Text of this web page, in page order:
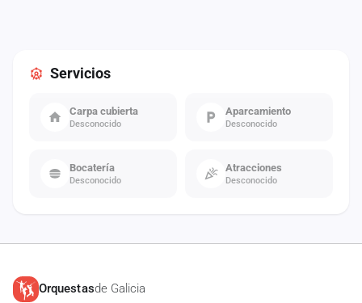
Servicios
Carpa cubierta
Desconocido
Aparcamiento
Desconocido
Bocatería
Desconocido
Atracciones
Desconocido
Orquestasde Galicia